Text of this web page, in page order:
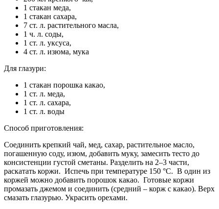
1 стакан меда,
1 стакан сахара,
7 ст. л. растительного масла,
1 ч. л. соды,
1 ст. л. уксуса,
4 ст. л. изюма, мука
Для глазури:
1 стакан порошка какао,
1 ст. л. меда,
1 ст. л. сахара,
1 ст. л. воды
Способ приготовления:
Соединить крепкий чай, мед, сахар, растительное масло,
погашенную соду, изюм, добавить муку, замесить тесто до
консистенции густой сметаны. Разделить на 2–3 части,
раскатать коржи. Испечь при температуре 150 °C. В один из
коржей можно добавить порошок какао. Готовые коржи
промазать джемом и соединить (средний – корж с какао). Верх
смазать глазурью. Украсить орехами.